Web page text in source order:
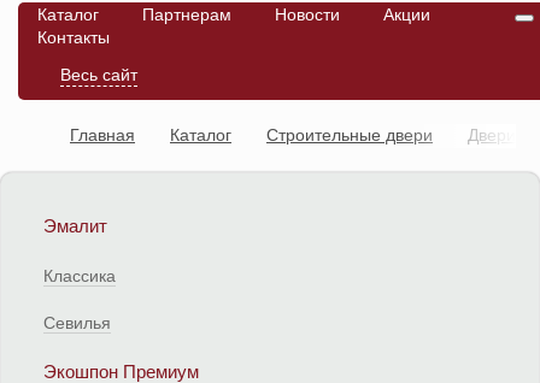
Каталог Партнерам Новости
Акции
Контакты
Весь сайт
Главная Каталог Строительные двери
Двери
Эмалит
Классика
Севилья
Экошпон Премиум